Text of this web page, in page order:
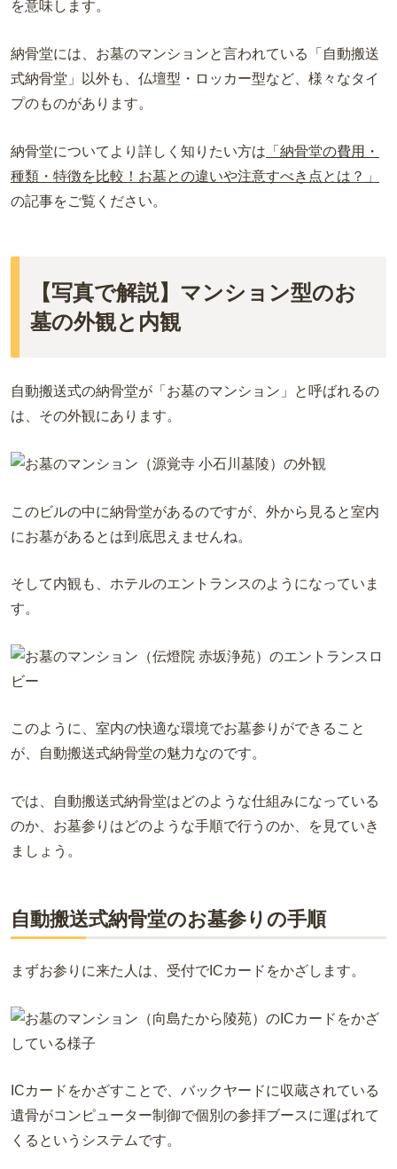
を意味します。
納骨堂には、お墓のマンションと言われている「自動搬送
式納骨堂」以外も、仏壇型・ロッカー型など、様々なタイ
プのものがあります。
納骨堂についてより詳しく知りたい方は 「納骨堂の費用・
種類・特徴を比較！お墓との違いや注意すべき点とは？」
の記事をご覧ください。
【写真で解説】マンション型のお
墓の外観と内観
自動搬送式の納骨堂が「お墓のマンション」と呼ばれるの
は、その外観にあります。
このビルの中に納骨堂があるのですが、外から見ると室内
にお墓があるとは到底思えませんね。
そして内観も、ホテルのエントランスのようになっていま
す。
このように、室内の快適な環境でお墓参りができること
が、自動搬送式納骨堂の魅力なのです。
では、自動搬送式納骨堂はどのような仕組みになっている
のか、お墓参りはどのような手順で行うのか、を見ていき
ましょう。
自動搬送式納骨堂のお墓参りの手順
まずお参りに来た人は、受付で ICカードをかざします。
ICカードをかざすことで、バックヤードに収蔵されている
遺骨がコンピューター制御で個別の参拝ブースに運ばれて
くるというシステムです。